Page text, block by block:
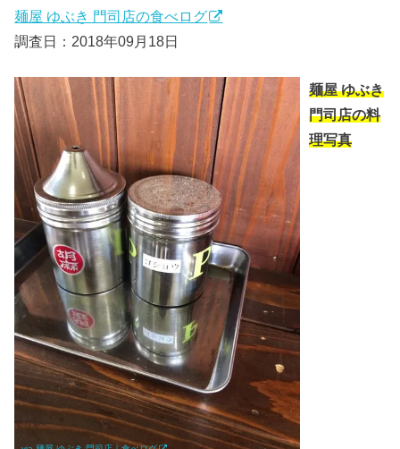
麺屋 ゆぶき 門司店の食べログ
調査日：2018年09月18日
麺屋 ゆぶき
門司店の料
理写真